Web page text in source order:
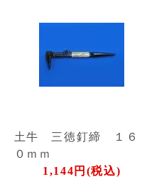
土牛 三徳釘締 １６
０ｍｍ
1,144円(税込)